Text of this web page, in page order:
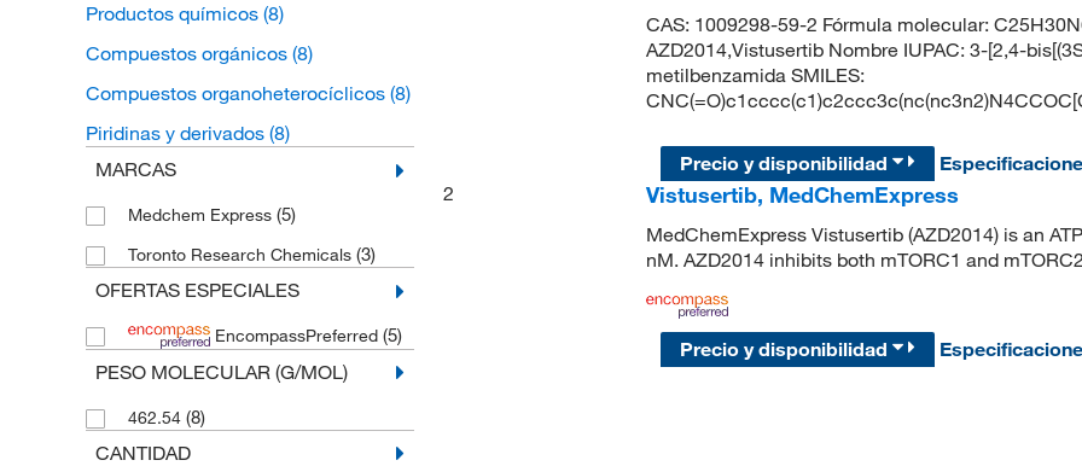
Productos químicos (8)
Compuestos orgánicos (8)
Compuestos organoheterocíclicos (8)
Piridinas y derivados (8)
MARCAS
Medchem Express (5)
Toronto Research Chemicals (3)
OFERTAS ESPECIALES
EncompassPreferred (5)
PESO MOLECULAR (G/MOL)
462.54 (8)
CANTIDAD
CAS: 1009298-59-2 Fórmula molecular:
AZD2014,Vistusertib Nombre IUPAC: 3-[2,4-
metilbenzamida SMILES:
Precio y disponibilidad
2
Vistusertib, MedChemExpress
MedChemExpress Vistusertib (AZD2014) is an
nM. AZD2014 inhibits both mTORC1 and
Precio y disponibilidad